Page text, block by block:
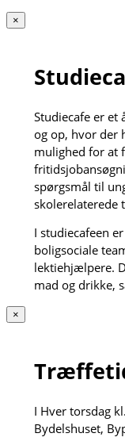
×
Studiecafe er et
og op, hvor der
mulighed for
spørgsmål til
skolerelaterede
I studiecafeen
boligsociale
lektiehjælpere.
mad og drikke,
×
I Hver torsdag
Bydelshuset,